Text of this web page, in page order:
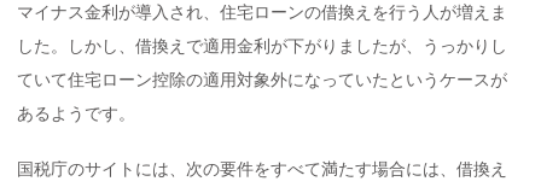
マイナス金利が導入され、住宅ローンの借換えを行う人が増えま
した。しかし、借換えで適用金利が下がりましたが、うっかりし
ていて住宅ローン控除の適用対象外になっていたというケースが
あるようです。
国税庁のサイトには、次の要件をすべて満たす場合には、借換え